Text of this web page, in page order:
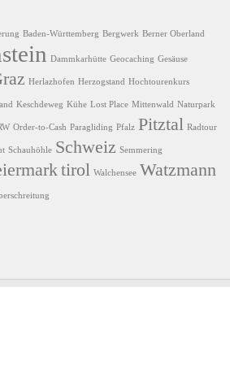
Baden-Württemberg Bergwerk Berner Oberland
Dammkarhütte Geocaching Gesäuse
Herlazhofen Herzogstand Hochtourenkurs
Keschdeweg Kühe Lost Place Mittenwald Naturpark
Order-to-Cash Paragliding Pfalz Pitztal Radtour
Schauhöhle Schweiz Semmering
tirol Walchensee Watzmann